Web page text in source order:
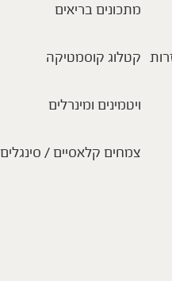
מתכונים בריאים
קטלוג קוסמטיקה
ויטמינים ומינרלים
צמחים קלאסיים / סינגלים